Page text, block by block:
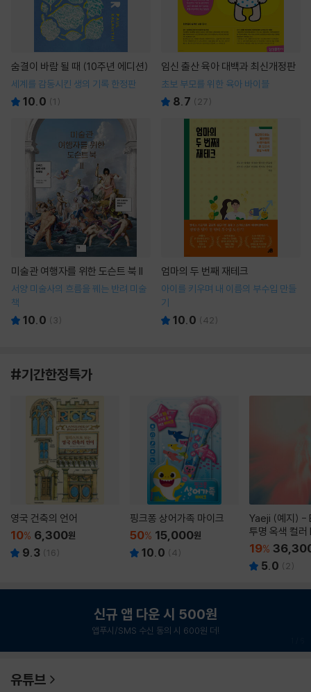
숨결이 바람 될 때 (10주년 에디션)
세계를 감동시킨 생의 기록 한정판
10.0 (1 )
임신 출산 육아 대백과 최신개정판
초보 부모를 위한 육아 바이블
8.7 ( 27)
미술관 여행자를 위한 도슨트 북 II
서양 미술사의 흐름을 꿰는 반려 미술
책
10.0 ( 3)
엄마의 두 번째 재테크
아이를 키우며 내 이름의 부수입 만들
기
10.0 (42)
#기간한정특가
영국 건축의 언어
10% 6,300원
9.3 (16)
핑크퐁 상어가족 마이크
50% 15,000원
10.0 (4)
Yaeji (예지) -
투명 옥색 컬
19%
5.0 ( 2)
신규 앱 다운 시 500원
앱푸시/SMS 수신 동의 시 600원 더!
유튜브